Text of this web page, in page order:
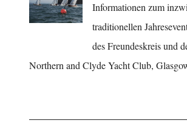
Informationen zum
traditionellen
des Freundeskreis und
Northern and Clyde Yacht Club,